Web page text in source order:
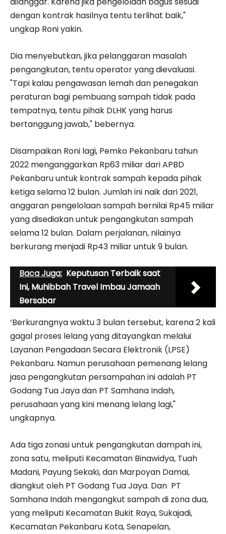
dengan kontrak hasilnya tentu terlihat baik,"
ungkap Roni yakin.
Dia menyebutkan, jika pelanggaran masalah
pengangkutan, tentu operator yang dievaluasi.
"Tapi kalau pengawasan lemah dan penegakan
peraturan bagi pembuang sampah tidak pada
tempatnya, tentu pihak DLHK yang harus
bertanggung jawab," bebernya.
Disampaikan Roni lagi, Pemko Pekanbaru tahun
2022 menganggarkan Rp63 miliar dari APBD
Pekanbaru untuk kontrak sampah kepada pihak
ketiga selama 12 bulan. Jumlah ini naik dari 2021,
anggaran pengelolaan sampah bernilai Rp45 miliar
yang disediakan untuk pengangkutan sampah
selama 12 bulan. Dalam perjalanan, nilainya
berkurang menjadi Rp43 miliar untuk 9 bulan.
Baca Juga: Keputusan Terbaik saat
Ini, Muhibbah Travel Imbau Jamaah
Bersabar
‘Berkurangnya waktu 3 bulan tersebut, karena 2 kali
gagal proses lelang yang ditayangkan melalui
Layanan Pengadaan Secara Elektronik (LPSE)
Pekanbaru. Namun perusahaan pemenang lelang
jasa pengangkutan persampahan ini adalah PT
Godang Tua Jaya dan PT Samhana Indah,
perusahaan yang kini menang lelang lagi,"
ungkapnya.
Ada tiga zonasi untuk pengangkutan dampah ini,
zona satu, meliputi Kecamatan Binawidya, Tuah
Madani, Payung Sekaki, dan Marpoyan Damai,
diangkut oleh PT Godang Tua Jaya. Dan PT
Samhana Indah mengangkut sampah di zona dua,
yang meliputi Kecamatan Bukit Raya, Sukajadi,
Kecamatan Pekanbaru Kota, Senapelan,